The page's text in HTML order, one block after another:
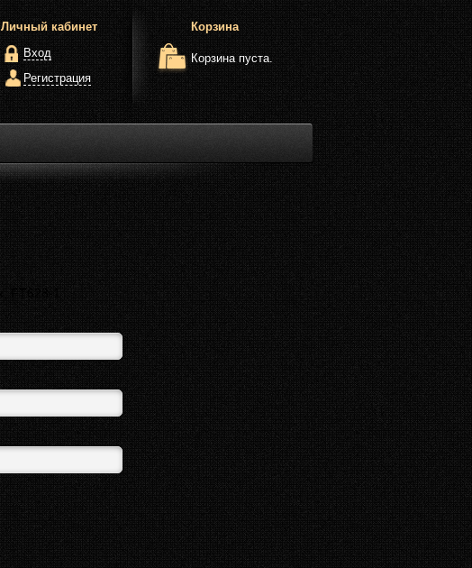
Личный кабинет
Вход
Регистрация
Корзина
Корзина пуста.